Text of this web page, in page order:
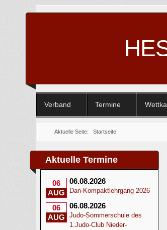
Verband Termine
Aktuelle Seite:Startseite
Aktuelle Termine
06
AUG
06.08.2026
Dan-Kompaktlehrgang 2026
06
AUG
06.08.2026
Judo-Sommerschule des
1.Judo-Club Nieder-